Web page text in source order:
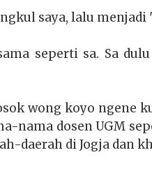
saya, lalu menjadi
seperti sa. Sa
wong koyo ngene
nama dosen UGM
daerah di Jogja dan